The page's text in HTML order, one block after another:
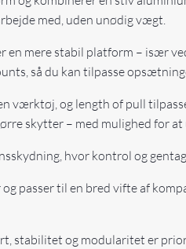
med, uden unødig vægt.
en mere stabil platform – især
så du kan tilpasse
værktøj, og length of pull
skytter – med mulighed for
hvor kontrol og
passer til en bred vifte af
stabilitet og modularitet er